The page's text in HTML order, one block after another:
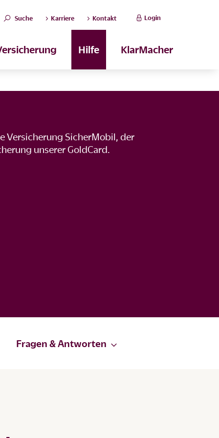
Suche Karriere Kontakt Login
Hilfe KlarMacher
Versicherung SicherMobil, der
unserer GoldCard.
Fragen & Antworten